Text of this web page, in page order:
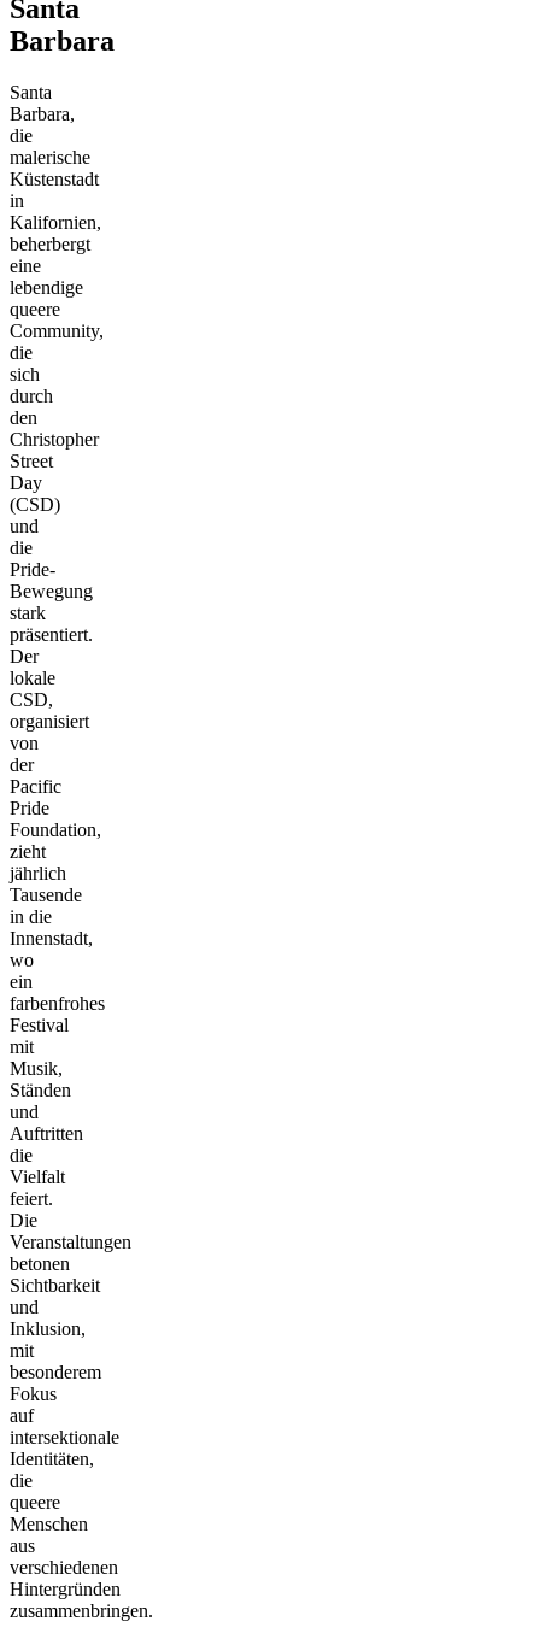
Santa
Barbara
Santa
Barbara,
die
malerische
Küstenstadt
in
Kalifornien,
beherbergt
eine
lebendige
queere
Community,
die
sich
durch
den
Christopher
Street
Day
(CSD)
und
die
Pride-
Bewegung
stark
präsentiert.
Der
lokale
CSD,
organisiert
von
der
Pacific
Pride
Foundation,
zieht
jährlich
Tausende
in die
Innenstadt,
wo
ein
farbenfrohes
Festival
mit
Musik,
Ständen
und
Auftritten
die
Vielfalt
feiert.
Die
Veranstaltungen
betonen
Sichtbarkeit
und
Inklusion,
mit
besonderem
Fokus
auf
intersektionale
Identitäten,
die
queere
Menschen
aus
verschiedenen
Hintergründen
zusammenbringen.